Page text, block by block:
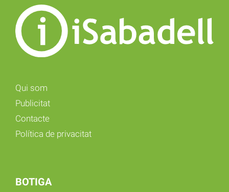
Qui som
Publicitat
Contacte
Política de privacitat
BOTIGA